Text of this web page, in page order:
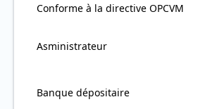
Conforme à la directive OPCVM
Asministrateur
Banque dépositaire